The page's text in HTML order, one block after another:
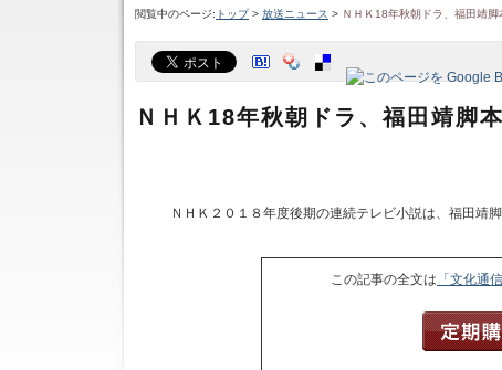
閲覧中のページ: トップ> 放送ニュース > ＮＨＫ18年秋朝ドラ、福田靖脚
ＮＨＫ18年秋朝ドラ、福田靖脚
ＮＨＫ２０１８年度後期の連続テレビ小説は、福田靖
この記事の全文は 「文化通